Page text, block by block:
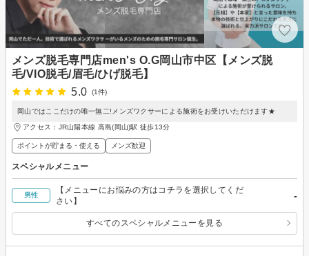
メンズ脱毛専門店men's O.G岡山市中区【メンズ脱
毛/VIO脱毛/眉毛/ひげ脱毛】
5.0
(1件)
岡山ではここだけの唯一無二!メンズワクサーによる施術をお受けいただけます★
アクセス：JR山陽本線 高島(岡山)駅 徒歩13分
ポイントが貯まる・使える メンズ歓迎
スペシャルメニュー
男性
【メニューにお悩みの方はコチラを選択してくだ
さい】
-
すべてのスペシャルメニューを見る